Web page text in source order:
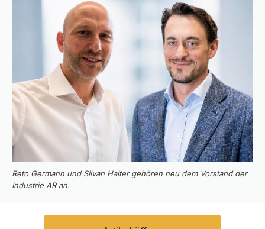
Reto Germann und Silvan Halter gehören neu dem Vorstand der
Industrie AR an.